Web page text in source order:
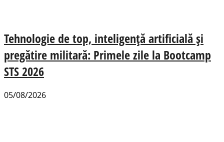
Tehnologie de top, inteligență artificială și
pregătire militară: Primele zile la Bootcamp
STS 2026
05/08/2026